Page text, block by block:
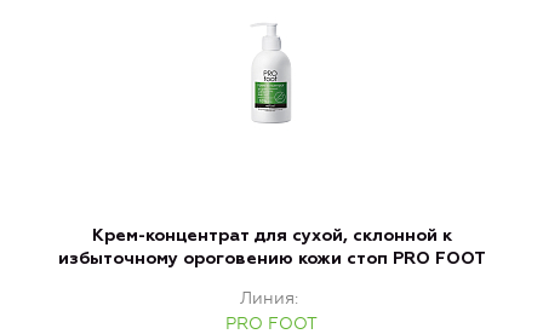
Крем-концентрат для сухой, склонной к
избыточному ороговению кожи стоп PRO FOOT
Линия
PRO FOOT